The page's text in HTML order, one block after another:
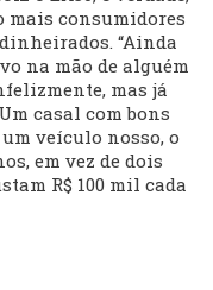
mais consumidores
“Ainda
na mão de alguém
mas já
casal com bons
veículo nosso, o
em vez de dois
R$ 100 mil cada